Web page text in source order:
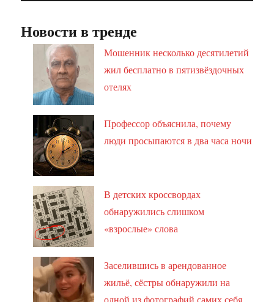
Новости в тренде
Мошенник несколько десятилетий
жил бесплатно в пятизвёздочных
отелях
Профессор объяснила, почему
люди просыпаются в два часа ночи
В детских кроссвордах
обнаружились слишком
«взрослые» слова
Заселившись в арендованное
жильё, сёстры обнаружили на
одной из фотографий самих себя